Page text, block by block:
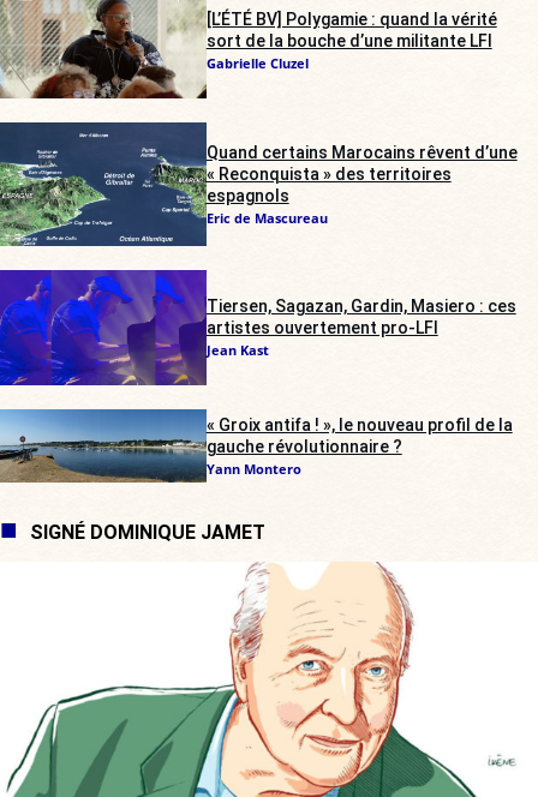
[L’ÉTÉ BV] Polygamie : quand la vérité
sort de la bouche d’une militante LFI
Gabrielle Cluzel
Quand certains Marocains rêvent d’une
« Reconquista » des territoires
espagnols
Eric de Mascureau
Tiersen, Sagazan, Gardin, Masiero : ces
artistes ouvertement pro-LFI
Jean Kast
« Groix antifa ! », le nouveau profil de la
gauche révolutionnaire ?
Yann Montero
SIGNÉ DOMINIQUE JAMET